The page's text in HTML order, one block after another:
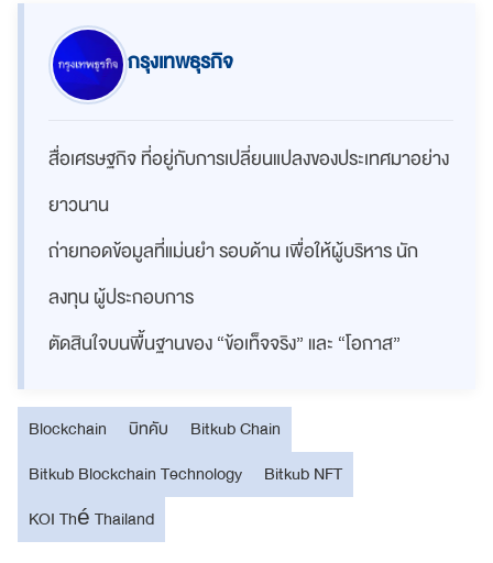
กรุงเทพธุรกิจ
สื่อเศรษฐกิจ ที่อยู่กับการเปลี่ยนแปลงของประเทศมาอย่าง
ยาวนาน
ถ่ายทอดข้อมูลที่แม่นยำ รอบด้าน เพื่อให้ผู้บริหาร นัก
ลงทุน ผู้ประกอบการ
ตัดสินใจบนพื้นฐานของ “ข้อเท็จจริง” และ “โอกาส”
Blockchain บิทคับ
Bitkub Chain
Bitkub Blockchain Technology
Bitkub NFT
KOI Thé Thailand